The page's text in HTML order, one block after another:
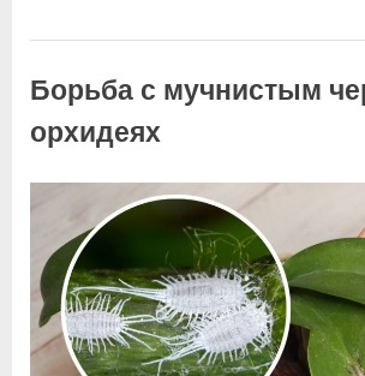
вредители
орхидей
Борьба с мучнистым
орхидеях
Posted
2
июля
2025
By
admin
Комментариев
записи
Борьба
с
мучнистым
нет